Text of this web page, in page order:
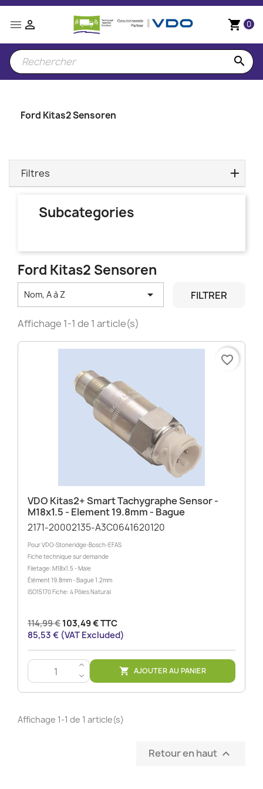
 shopping_cart 0

search
Ford Kitas2 Sensoren
Filtres
Subcategories
Ford Kitas2 Sensoren
Nom, A à Z  FILTRER
Affichage 1-1 de 1 article(s)
VDO Kitas2+ Smart Tachygraphe Sensor -
M18x1.5 - Element 19.8mm - Bague
2171-20002135-A3C0641620120
Pour VDO-Stoneridge-Bosch-EFAS
Fiche technique sur demande
Filetage: M18x1.5 - Male
Élément 19.8mm - Bague 1.2mm
ISO15170 Fiche: 4 Pôles Natural
114,99 €103,49 € TTC
85,53 € (VAT Excluded)
>
<
 AJOUTER AU PANIER
favorite_border
Affichage 1-1 de 1 article(s)
Retour en haut 